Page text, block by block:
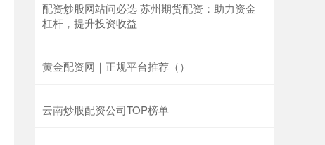
配资炒股网站问必选 苏州期货配资：助力资金
杠杆，提升投资收益
黄金配资网｜正规平台推荐（）
云南炒股配资公司TOP榜单